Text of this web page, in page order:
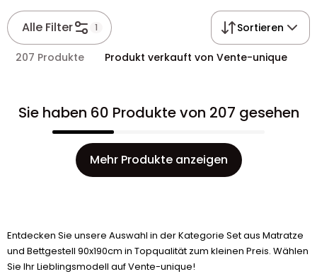
Alle Filter 1 Sortieren
207 Produkte Produkt verkauft von Vente-unique
Sie haben 60 Produkte von 207 gesehen
Mehr Produkte anzeigen
Entdecken Sie unsere Auswahl in der Kategorie Set aus Matratze
und Bettgestell 90x190cm in Topqualität zum kleinen Preis. Wählen
Sie Ihr Lieblingsmodell auf Vente-unique!